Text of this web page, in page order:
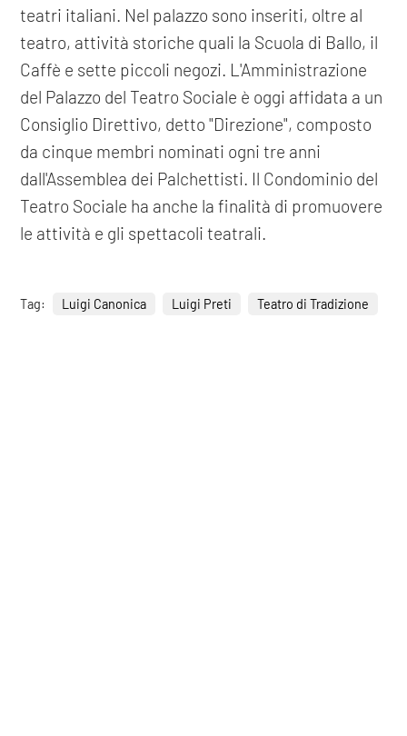
teatri italiani. Nel palazzo sono inseriti, oltre al
teatro, attività storiche quali la Scuola di Ballo, il
Caffè e sette piccoli negozi. L'Amministrazione
del Palazzo del Teatro Sociale è oggi affidata a un
Consiglio Direttivo, detto "Direzione", composto
da cinque membri nominati ogni tre anni
dall'Assemblea dei Palchettisti. Il Condominio del
Teatro Sociale ha anche la finalità di promuovere
le attività e gli spettacoli teatrali.
Tag: Luigi Canonica Luigi Preti Teatro di Tradizione